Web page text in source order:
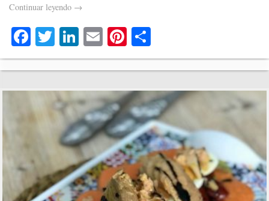
Continuar leyendo →
Fa
ce
bo
ok
T
wi
tte
r
Li
nk
ed
In
E
m
ail
Pi
nt
er
es
t
o
m
pa
rti
r